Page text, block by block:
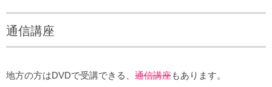
通信講座
地方の方はDVDで受講できる、 通信講座もあります。